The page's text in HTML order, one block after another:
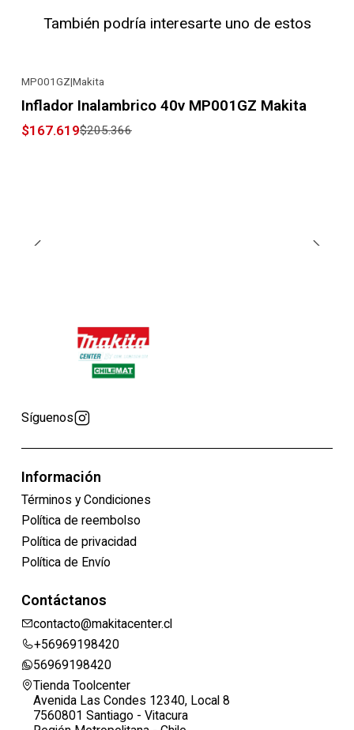
También podría interesarte uno de estos
MP001GZ|Makita
Inflador Inalambrico 40v MP001GZ Makita
$167.619$205.366
Síguenos
Información
Términos y Condiciones
Política de reembolso
Política de privacidad
Política de Envío
Contáctanos
contacto@makitacenter.cl
+56969198420
56969198420
Tienda Toolcenter
Avenida Las Condes 12340, Local 8
7560801 Santiago - Vitacura